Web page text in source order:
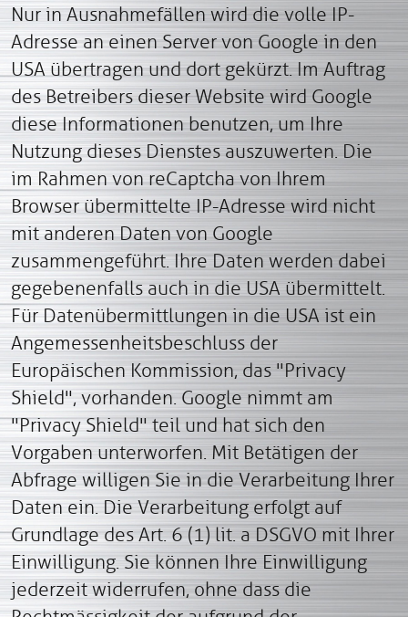
Nur in Ausnahmefällen wird die volle IP-
Adresse an einen Server von Google in den
USA übertragen und dort gekürzt. Im Auftrag
des Betreibers dieser Website wird Google
diese Informationen benutzen, um Ihre
Nutzung dieses Dienstes auszuwerten. Die
im Rahmen von reCaptcha von Ihrem
Browser übermittelte IP-Adresse wird nicht
mit anderen Daten von Google
zusammengeführt. Ihre Daten werden dabei
gegebenenfalls auch in die USA übermittelt.
Für Datenübermittlungen in die USA ist ein
Angemessenheitsbeschluss der
Europäischen Kommission, das "Privacy
Shield", vorhanden. Google nimmt am
"Privacy Shield" teil und hat sich den
Vorgaben unterworfen. Mit Betätigen der
Abfrage willigen Sie in die Verarbeitung Ihrer
Daten ein. Die Verarbeitung erfolgt auf
Grundlage des Art. 6 (1) lit. a DSGVO mit Ihrer
Einwilligung. Sie können Ihre Einwilligung
jederzeit widerrufen, ohne dass die